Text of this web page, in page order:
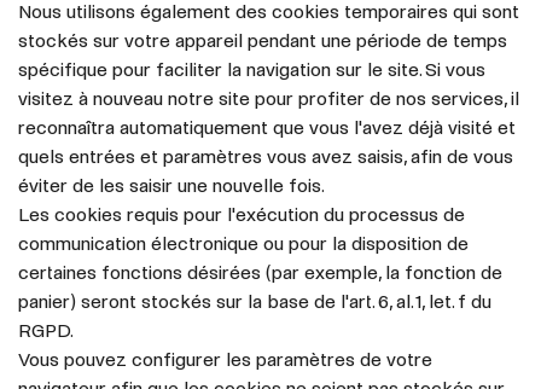
Nous utilisons également des cookies temporaires qui sont
stockés sur votre appareil pendant une période de temps
spécifique pour faciliter la navigation sur le site. Si vous
visitez à nouveau notre site pour profiter de nos services, il
reconnaîtra automatiquement que vous l'avez déjà visité et
quels entrées et paramètres vous avez saisis, afin de vous
éviter de les saisir une nouvelle fois.
Les cookies requis pour l'exécution du processus de
communication électronique ou pour la disposition de
certaines fonctions désirées (par exemple, la fonction de
panier) seront stockés sur la base de l'art. 6, al. 1, let. f du
RGPD.
Vous pouvez configurer les paramètres de votre